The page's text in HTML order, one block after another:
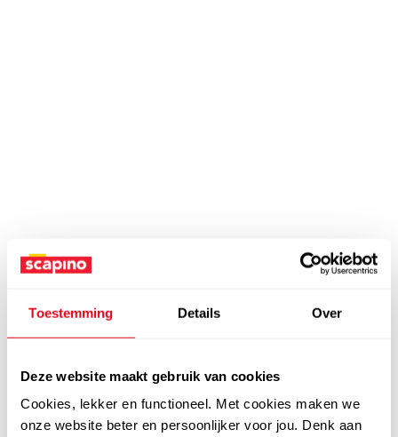
Toestemming Details Over
Deze website maakt gebruik van cookies
Cookies, lekker en functioneel. Met cookies maken we
onze website beter en persoonlijker voor jou. Denk aan